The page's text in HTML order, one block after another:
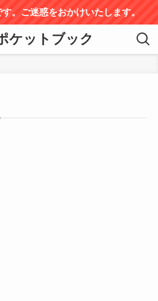
。ご迷惑をおかけいたします。
ケットブック